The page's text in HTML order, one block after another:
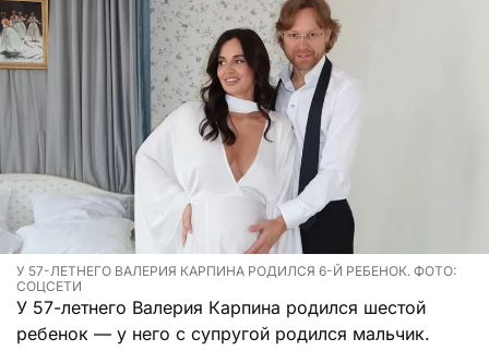
У 57-ЛЕТНЕГО ВАЛЕРИЯ КАРПИНА РОДИЛСЯ 6-Й РЕБЕНОК. ФОТО:
СОЦСЕТИ
У 57-летнего Валерия Карпина родился шестой
ребенок — у него с супругой родился мальчик.